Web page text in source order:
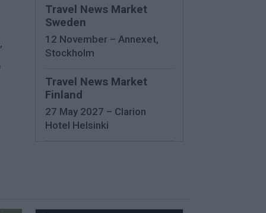
Travel News Market
Sweden
12 November – Annexet,
Stockholm
Travel News Market
Finland
27 May 2027 – Clarion
Hotel Helsinki